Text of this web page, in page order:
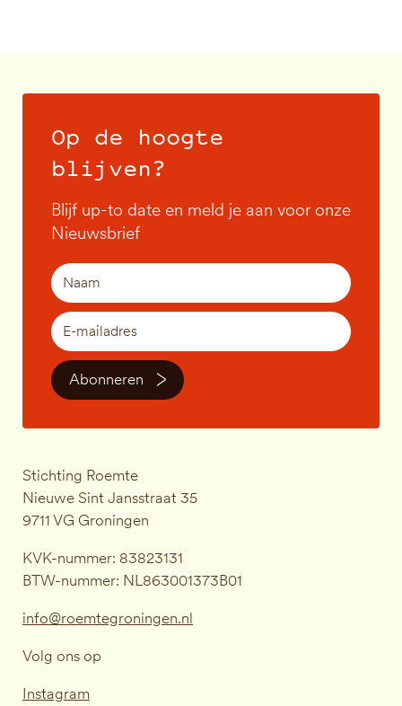
Op de hoogte
blijven?
Blijf up-to date en meld je aan voor onze
Nieuwsbrief
Abonneren
Stichting Roemte
Nieuwe Sint Jansstraat 35
9711 VG Groningen
KVK-nummer: 83823131
BTW-nummer: NL863001373B01
info@roemtegroningen.nl
Volg ons op
Instagram